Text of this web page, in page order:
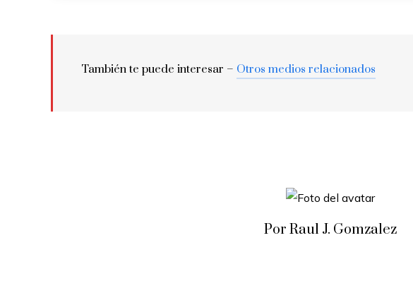
También te puede interesar – Otros medios relacionados
Por Raul J. Gomzalez